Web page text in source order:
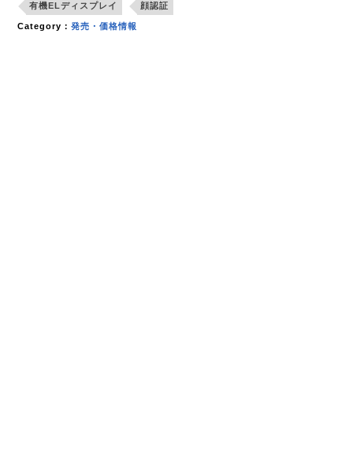
有機ELディスプレイ 顔認証
Category：発売・価格情報